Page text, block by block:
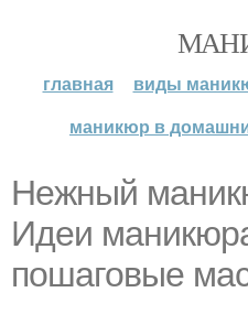
главная виды
маникюр в
Нежный
Идеи
пошаговые